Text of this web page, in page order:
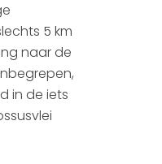
5 km
naar de
in de iets